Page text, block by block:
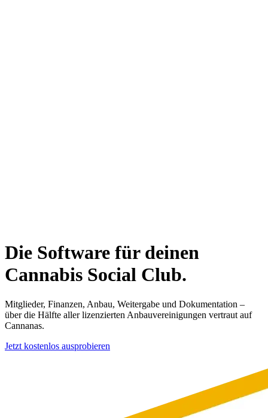
Die Software für deinen
Cannabis Social Club.
Mitglieder, Finanzen, Anbau, Weitergabe und Dokumentation –
über die Hälfte aller lizenzierten Anbauvereinigungen vertraut auf
Cannanas.
Jetzt kostenlos ausprobieren